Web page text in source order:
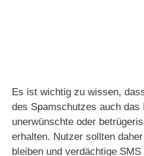
Es ist wichtig zu wissen,
des Spamschutzes auch
unerwünschte oder
erhalten. Nutzer sollten
bleiben und verdächtige